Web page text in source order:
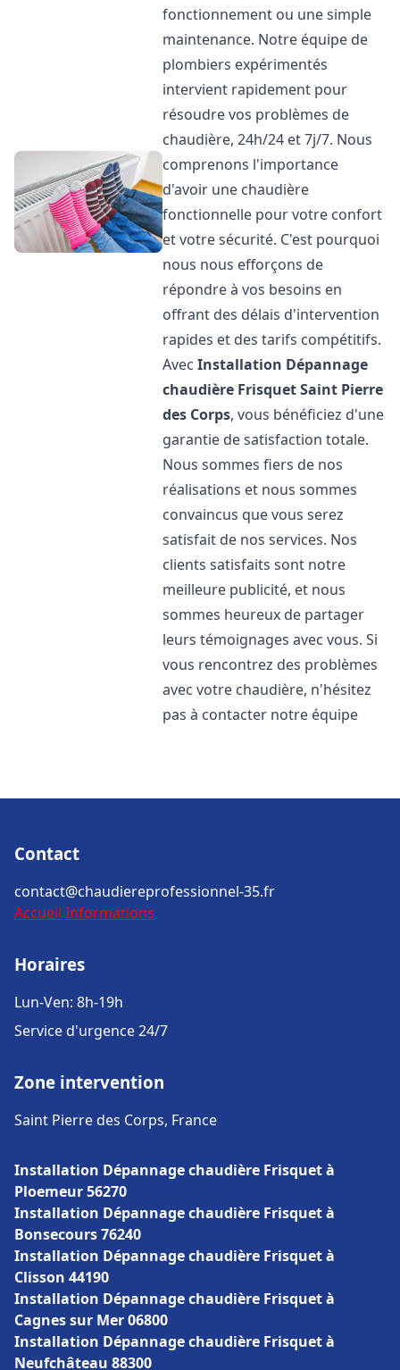
fonctionnement ou une simple
maintenance. Notre équipe de
plombiers expérimentés
intervient rapidement pour
résoudre vos problèmes de
chaudière, 24h/24 et 7j/7. Nous
comprenons l'importance
d'avoir une chaudière
fonctionnelle pour votre confort
et votre sécurité. C'est pourquoi
nous nous efforçons de
répondre à vos besoins en
offrant des délais d'intervention
rapides et des tarifs compétitifs.
AvecInstallation Dépannage
chaudière FrisquetSaint Pierre
des Corps, vous bénéficiez d'une
garantie de satisfaction totale.
Nous sommes fiers de nos
réalisations et nous sommes
convaincus que vous serez
satisfait de nos services. Nos
clients satisfaits sont notre
meilleure publicité, et nous
sommes heureux de partager
leurs témoignages avec vous. Si
vous rencontrez des problèmes
avec votre chaudière, n'hésitez
pas à contacter notre équipe
Contact
contact@chaudiereprofessionnel-35.fr
Accueil Informations
Horaires
Lun-Ven: 8h-19h
Service d'urgence 24/7
Zone intervention
Saint Pierre des Corps, France
Installation Dépannage chaudière Frisquet à
Ploemeur 56270
Installation Dépannage chaudière Frisquet à
Bonsecours 76240
Installation Dépannage chaudière Frisquet à
Clisson 44190
Installation Dépannage chaudière Frisquet à
Cagnes sur Mer 06800
Installation Dépannage chaudière Frisquet à
Neufchâteau 88300